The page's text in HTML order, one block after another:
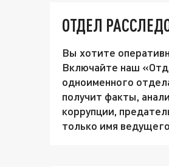
ОТДЕЛ
Вы хотите
Включайте наш
одноименного
получит факты,
коррупции,
только имя